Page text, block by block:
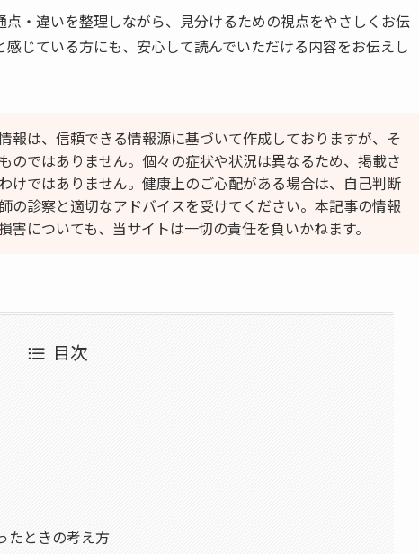
・違いを整理しながら、見分けるための視点をやさしくお伝
じている方にも、安心して読んでいただける内容をお伝えし
報は、信頼できる情報源に基づいて作成しておりますが、そ
のではありません。個々の症状や状況は異なるため、掲載さ
けではありません。健康上のご心配がある場合は、自己判断
の診察と適切なアドバイスを受けてください。本記事の情報
についても、当サイトは一切の責任を負いかねます。
目次
たときの考え方